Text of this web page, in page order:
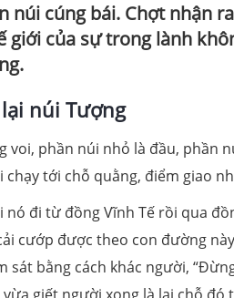
cúng bái. Chợt nhận
giới của sự trong lành
núi Tượng
phần núi nhỏ là đầu, phần
tới chỗ quằng, điểm giao
đi từ đồng Vĩnh Tế rồi qua
cướp được theo con đường
bằng cách khác người,